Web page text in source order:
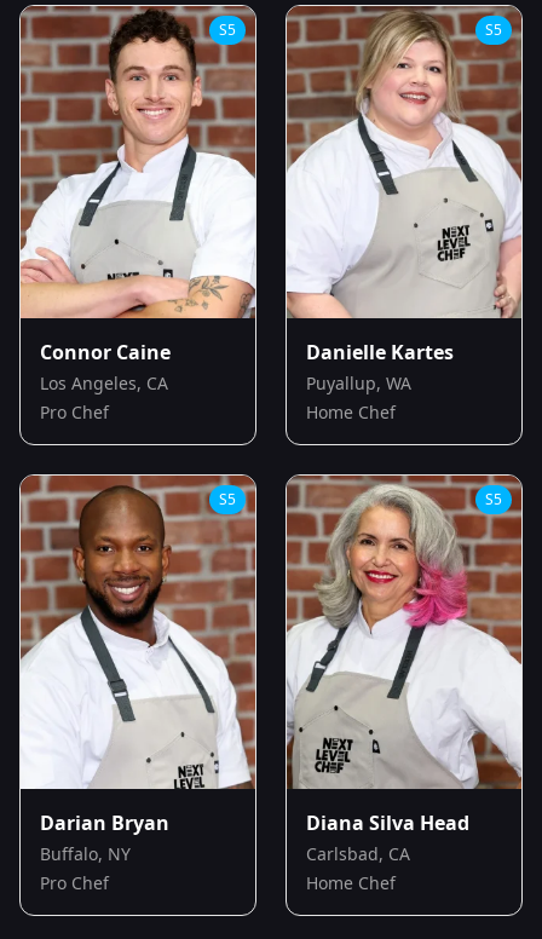
S5
Connor Caine
Los Angeles, CA
Pro Chef
S5
Danielle Kartes
Puyallup, WA
Home Chef
S5
Darian Bryan
Buffalo, NY
Pro Chef
S5
Diana Silva Head
Carlsbad, CA
Home Chef